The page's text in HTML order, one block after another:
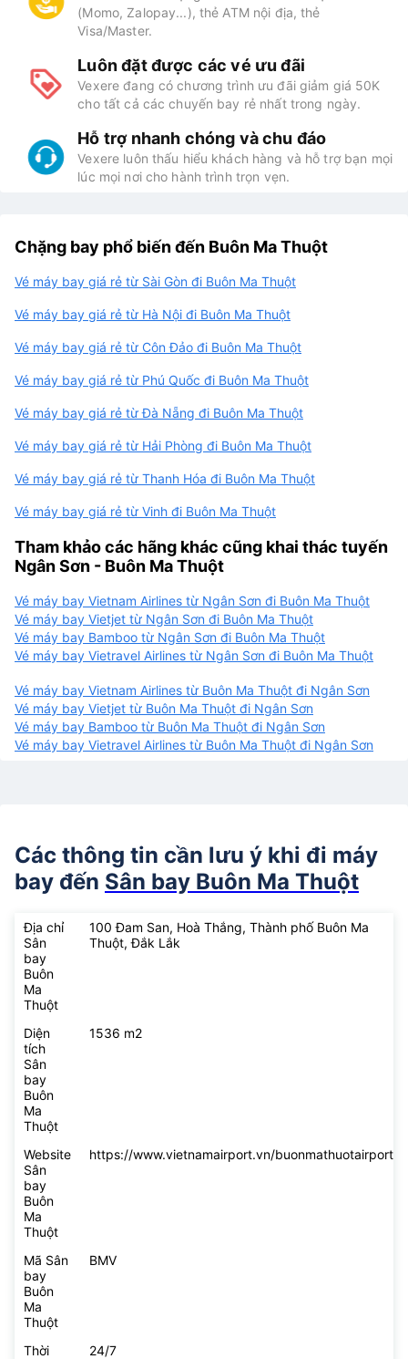
(Momo, Zalopay...), thẻ ATM nội địa, thẻ
Visa/Master.
Luôn đặt được các vé ưu đãi
Vexere đang có chương trình ưu đãi giảm giá 50K
cho tất cả các chuyến bay rẻ nhất trong ngày.
Hỗ trợ nhanh chóng và chu đáo
Vexere luôn thấu hiểu khách hàng và hỗ trợ bạn mọi
lúc mọi nơi cho hành trình trọn vẹn.
Chặng bay phổ biến đến Buôn Ma Thuột
Vé máy bay giá rẻ từ Sài Gòn đi Buôn Ma Thuột
Vé máy bay giá rẻ từ Hà Nội đi Buôn Ma Thuột
Vé máy bay giá rẻ từ Côn Đảo đi Buôn Ma Thuột
Vé máy bay giá rẻ từ Phú Quốc đi Buôn Ma Thuột
Vé máy bay giá rẻ từ Đà Nẵng đi Buôn Ma Thuột
Vé máy bay giá rẻ từ Hải Phòng đi Buôn Ma Thuột
Vé máy bay giá rẻ từ Thanh Hóa đi Buôn Ma Thuột
Vé máy bay giá rẻ từ Vinh đi Buôn Ma Thuột
Tham khảo các hãng khác cũng khai thác tuyến
Ngân Sơn - Buôn Ma Thuột
Vé máy bay Vietnam Airlines từ Ngân Sơn đi Buôn Ma Thuột
Vé máy bay Vietjet từ Ngân Sơn đi Buôn Ma Thuột
Vé máy bay Bamboo từ Ngân Sơn đi Buôn Ma Thuột
Vé máy bay Vietravel Airlines từ Ngân Sơn đi Buôn Ma Thuột
Vé máy bay Vietnam Airlines từ Buôn Ma Thuột đi Ngân Sơn
Vé máy bay Vietjet từ Buôn Ma Thuột đi Ngân Sơn
Vé máy bay Bamboo từ Buôn Ma Thuột đi Ngân Sơn
Vé máy bay Vietravel Airlines từ Buôn Ma Thuột đi Ngân Sơn
Các thông tin cần lưu ý khi đi máy
bay đến Sân bay Buôn Ma Thuột
Địa chỉ
Sân
bay
Buôn
Ma
Thuột
100 Đam San, Hoà Thắng, Thành phố Buôn Ma
Thuột, Đắk Lắk
Diện
tích
Sân
bay
Buôn
Ma
Thuột
1536 m2
Website
Sân
bay
Buôn
Ma
Thuột
https://www.vietnamairport.vn/buonmathuotairport/
Mã Sân
bay
Buôn
Ma
Thuột
BMV
Thời
24/7